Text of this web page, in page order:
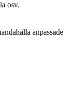
osv.
anpassade